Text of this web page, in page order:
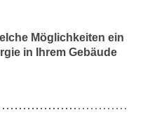
Möglichkeiten ein
in Ihrem Gebäude